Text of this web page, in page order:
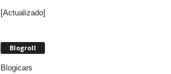
[Actualizado]
Blogroll
Blogicars